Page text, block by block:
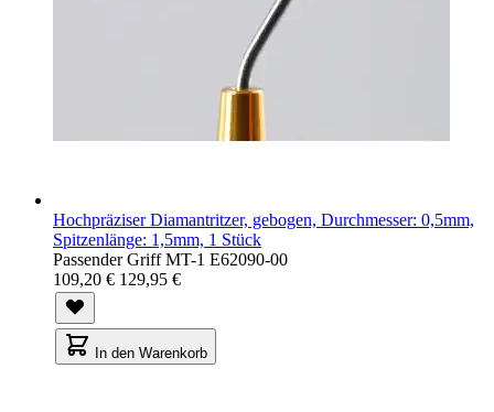
Hochpräziser Diamantritzer, gebogen, Durchmesser: 0,5mm,
Spitzenlänge: 1,5mm, 1 Stück
Passender Griff MT-1 E62090-00
109,20 € 129,95 €
In den Warenkorb